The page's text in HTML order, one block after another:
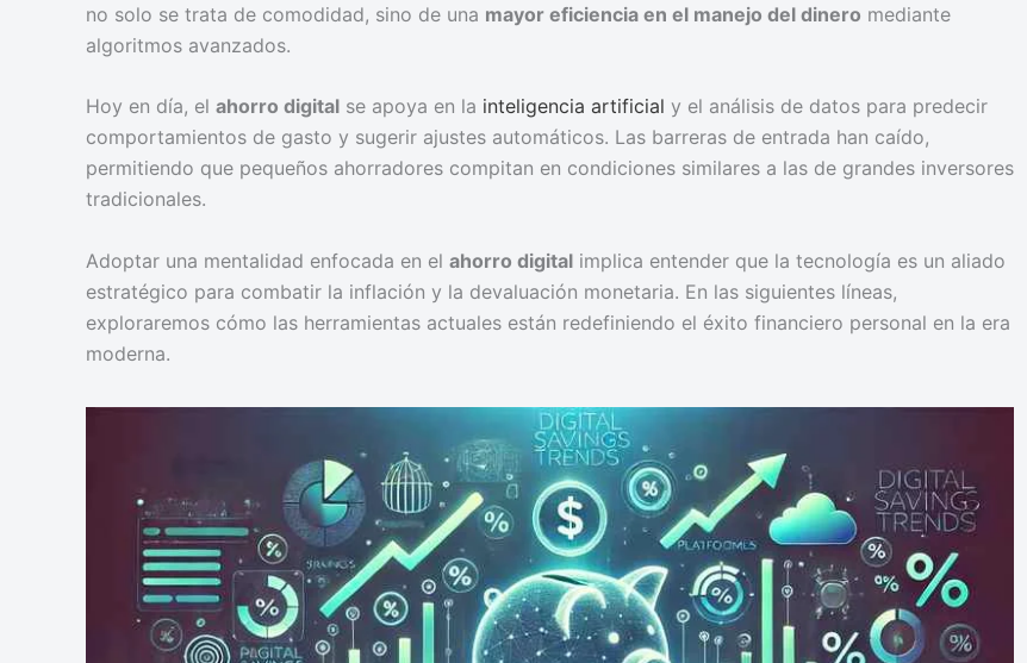
no solo se trata de comodidad, sino de una mayor eficiencia en el manejo del dinero mediante
algoritmos avanzados.
Hoy en día, el ahorro digital se apoya en la inteligencia artificial y el análisis de datos para predecir
comportamientos de gasto y sugerir ajustes automáticos. Las barreras de entrada han caído,
permitiendo que pequeños ahorradores compitan en condiciones similares a las de grandes inversores
tradicionales.
Adoptar una mentalidad enfocada en el ahorro digital implica entender que la tecnología es un aliado
estratégico para combatir la inflación y la devaluación monetaria. En las siguientes líneas,
exploraremos cómo las herramientas actuales están redefiniendo el éxito financiero personal en la era
moderna.